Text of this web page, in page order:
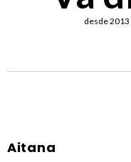
desde 2013
Aitana